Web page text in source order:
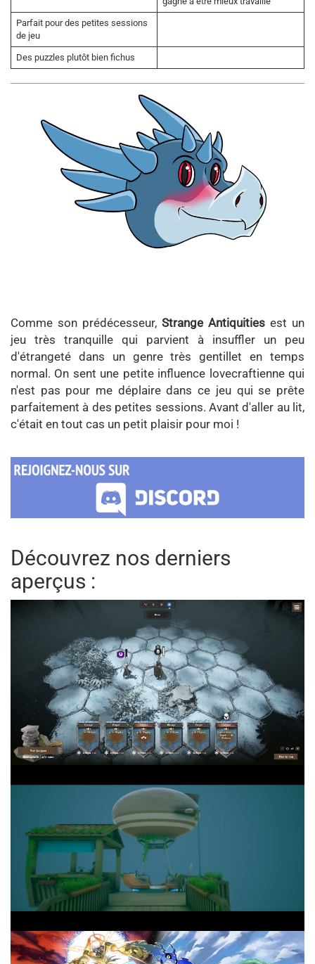
Parfait pour des petites sessions
de jeu
Des puzzles plutôt bien fichus
Comme son prédécesseur, Strange Antiquities est un
jeu très tranquille qui parvient à insuffler un peu
d'étrangeté dans un genre très gentillet en temps
normal. On sent une petite influence lovecraftienne qui
n'est pas pour me déplaire dans ce jeu qui se prête
parfaitement à des petites sessions. Avant d'aller au lit,
c'était en tout cas un petit plaisir pour moi !
Découvrez nos derniers
aperçus :